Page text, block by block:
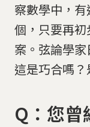
察數學中，
個，只要再
案。弦論學
這是巧合嗎？
Q：您曾